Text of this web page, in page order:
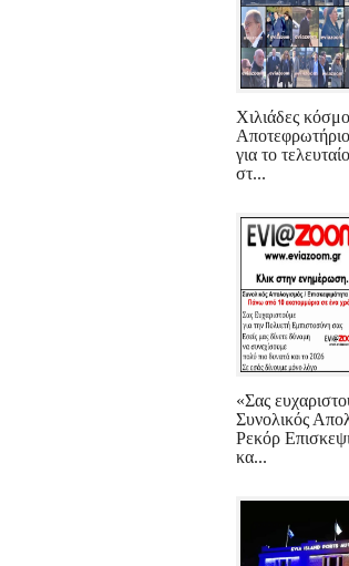
Χιλιάδες
για το
στ...
«Σας
Συνολικός
Ρεκόρ
κα...